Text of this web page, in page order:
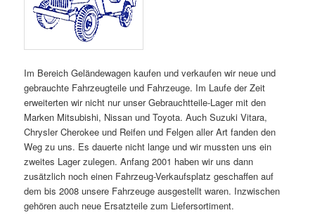
Im Bereich Geländewagen kaufen und verkaufen wir neue und
gebrauchte Fahrzeugteile und Fahrzeuge. Im Laufe der Zeit
erweiterten wir nicht nur unser Gebrauchtteile-Lager mit den
Marken Mitsubishi, Nissan und Toyota. Auch Suzuki Vitara,
Chrysler Cherokee und Reifen und Felgen aller Art fanden den
Weg zu uns. Es dauerte nicht lange und wir mussten uns ein
zweites Lager zulegen. Anfang 2001 haben wir uns dann
zusätzlich noch einen Fahrzeug-Verkaufsplatz geschaffen auf
dem bis 2008 unsere Fahrzeuge ausgestellt waren. Inzwischen
gehören auch neue Ersatzteile zum Liefersortiment.